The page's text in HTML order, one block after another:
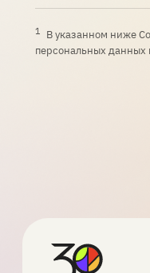
1
В указанном ниже
персональных данных